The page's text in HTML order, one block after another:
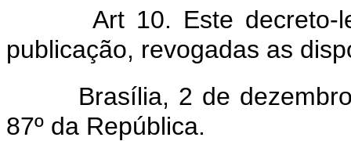
Art 10. Este
publicação, revogadas as
Brasília, 2 de
87º da República.